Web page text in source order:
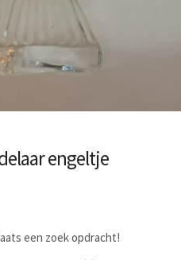
engeltje
een zoek opdracht!